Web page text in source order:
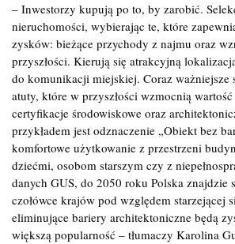
– Inwestorzy kupują po to, by zarobić.
nieruchomości, wybierając te, które
zysków: bieżące przychody z najmu oraz
przyszłości. Kierują się atrakcyjną
do komunikacji miejskiej. Coraz ważniejsze
atuty, które w przyszłości wzmocnią
certyfikacje środowiskowe oraz
przykładem jest odznaczenie „Obiekt bez
komfortowe użytkowanie z przestrzeni
dziećmi, osobom starszym czy z
danych GUS, do 2050 roku Polska znajdzie
czołówce krajów pod względem starzejącej
eliminujące bariery architektoniczne będą
większą popularność – tłumaczy Karolina